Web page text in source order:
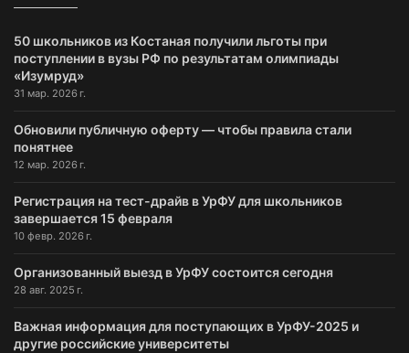
50 школьников из Костаная получили льготы при
поступлении в вузы РФ по результатам олимпиады
«Изумруд»
31 мар. 2026 г.
Обновили публичную оферту — чтобы правила стали
понятнее
12 мар. 2026 г.
Регистрация на тест-драйв в УрФУ для школьников
завершается 15 февраля
10 февр. 2026 г.
Организованный выезд в УрФУ состоится сегодня
28 авг. 2025 г.
Важная информация для поступающих в УрФУ-2025 и
другие российские университеты